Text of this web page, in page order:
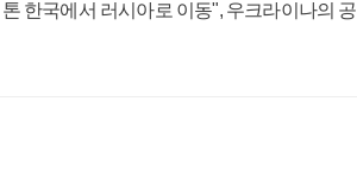
한국에서 러시아로 이동", 우크라이나의 공